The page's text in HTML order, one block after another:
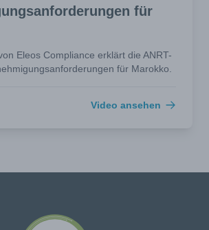
für
Eleos Compliance erklärt die ANRT-
für Marokko.
Video ansehen